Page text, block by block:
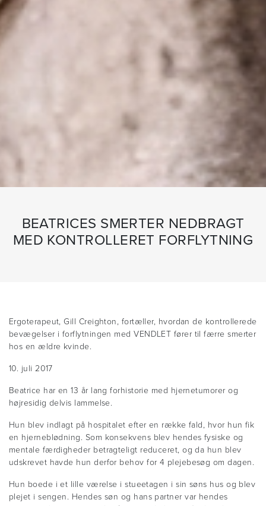
BEATRICES SMERTER NEDBRAGT
MED KONTROLLERET FORFLYTNING
Ergoterapeut, Gill Creighton, fortæller, hvordan de kontrollerede
bevægelser i forflytningen med VENDLET fører til færre smerter
hos en ældre kvinde.
10. juli 2017
Beatrice har en 13 år lang forhistorie med hjernetumorer og
højresidig delvis lammelse.
Hun blev indlagt på hospitalet efter en række fald, hvor hun fik
en hjerneblødning. Som konsekvens blev hendes fysiske og
mentale færdigheder betragteligt reduceret, og da hun blev
udskrevet havde hun derfor behov for 4 plejebesøg om dagen.
Hun boede i et lille værelse i stueetagen i sin søns hus og blev
plejet i sengen. Hendes søn og hans partner var hendes